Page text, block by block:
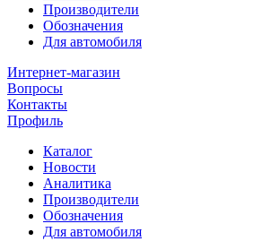
Производители
Обозначения
Для автомобиля
Интернет-магазин
Вопросы
Контакты
Профиль
Каталог
Новости
Аналитика
Производители
Обозначения
Для автомобиля